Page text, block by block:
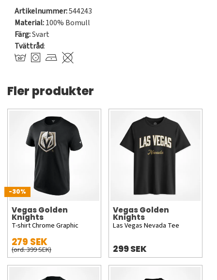
Artikelnummer:544243
Material:100% Bomull
Färg:Svart
Tvättråd:
Fler produkter
-30%
Vegas Golden
Knights
T-shirt Chrome Graphic
279 SEK
(ord. 399 SEK)
Vegas Golden
Knights
Las Vegas Nevada Tee
299 SEK